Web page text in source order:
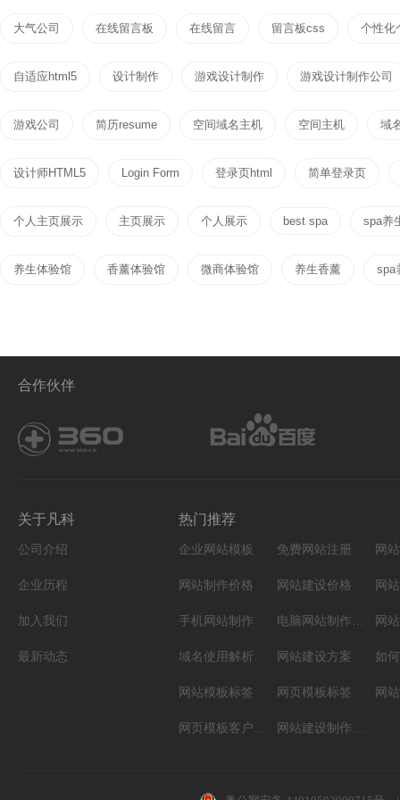
大气公司 在线留言板 在线留言 留言板css 个性化
自适应html5 设计制作 游戏设计制作 游戏设计制作公司
游戏公司 简历resume 空间域名主机 空间主机 域
设计师HTML5 Login Form 登录页html 简单登录页
个人主页展示 主页展示 个人展示 best spa spa养
养生体验馆 香薰体验馆 微商体验馆 养生香薰 spa
合作伙伴
关于凡科
公司介绍
企业历程
加入我们
最新动态
热门推荐
企业网站模板 免费网站注册 网
网站制作价格 网站建设价格 网
手机网站制作 电脑网站制作设计 网
域名使用解析 网站建设方案 如
网站模板标签 网页模板标签
网页模板客户案例 网站建设制作知识